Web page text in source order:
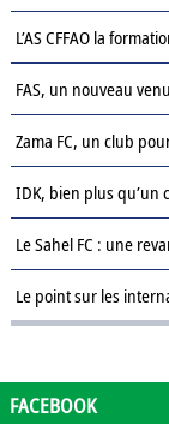
L’AS CFFAO la
FAS, un nouveau
Zama FC, un club
IDK, bien plus qu’un
Le Sahel FC : une
Le point sur les
Présentation des
FACEBOOK